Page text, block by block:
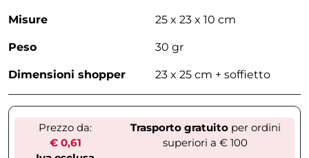
Misure 25 x 23 x 10 cm
Peso 30 gr
Dimensioni shopper 23 x 25 cm + soffietto
Prezzo da:
€ 0,61
Trasporto gratuitoper ordini
superiori a € 100